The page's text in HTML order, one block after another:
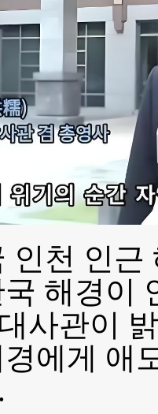
인천 인
해경이
사관이
에게 애